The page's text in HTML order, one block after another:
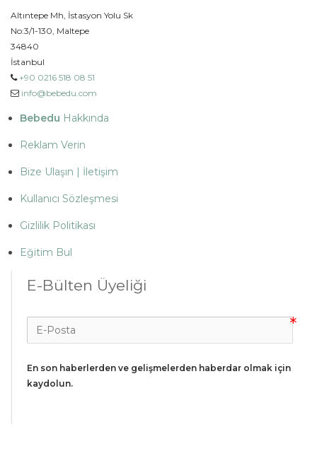
Altıntepe Mh, İstasyon Yolu Sk
No:3/1-130, Maltepe
34840
İstanbul
+90 0216 518 08 51
info@bebedu.com
Bebedu Hakkında
Reklam Verin
Bize Ulaşın | İletişim
Kullanıcı Sözleşmesi
Gizlilik Politikası
Eğitim Bul
E-Bülten Üyeliği
En son haberlerden ve gelişmelerden haberdar olmak için
kaydolun.